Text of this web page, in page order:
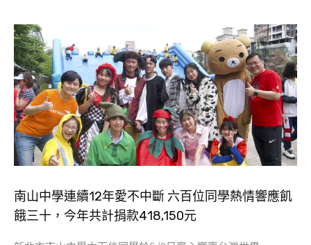
南山中學連續12年愛不中斷 六百位同學熱情響應飢
餓三十，今年共計捐款418,150元